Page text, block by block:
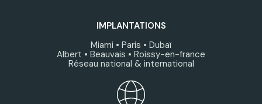
IMPLANTATIONS
Miami • Paris • Dubaï
Albert • Beauvais • Roissy-en-france
Réseau national & international